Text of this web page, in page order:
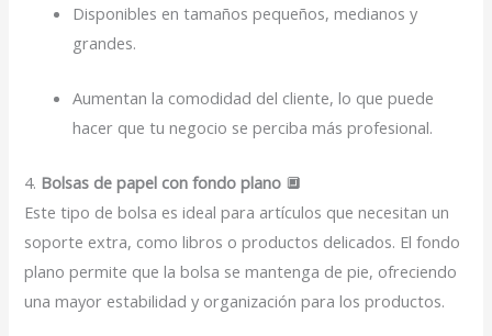
Disponibles en tamaños pequeños, medianos y
grandes.
Aumentan la comodidad del cliente, lo que puede
hacer que tu negocio se perciba más profesional.
4. Bolsas de papel con fondo plano 🔲
Este tipo de bolsa es ideal para artículos que necesitan un
soporte extra, como libros o productos delicados. El fondo
plano permite que la bolsa se mantenga de pie, ofreciendo
una mayor estabilidad y organización para los productos.